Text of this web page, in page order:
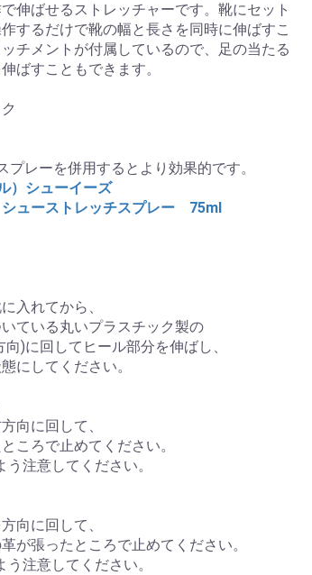
伸ばせるストレッチャーです。靴にセット
するだけで靴の幅と長さを同時に伸ばすこ
チメントが付属しているので、足の当たる
ばすこともできます。
プレーを併用するとより効果的です。
）シューイーズ
ューストレッチスプレー 75ml
入れてから、
ている丸いプラスチック製の
)に回してヒール部分を伸ばし、
にしてください。
向に回して、
ころで止めてください。
注意してください。
向に回して、
が張ったところで止めてください。
注意してください。